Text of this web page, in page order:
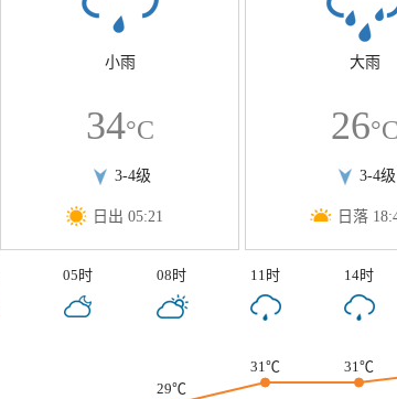
小雨
34°C
3-4级
日出 05:21
大雨
26°C
3-4级
日落
05时 08时 11时 14时
29℃
31℃ 31℃